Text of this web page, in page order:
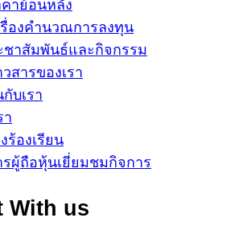
คาย้อนหลัง
รื่องคำนวณการลงทุน
ชาสัมพันธ์และกิจกรรม
สารของเรา
บเรา
า
ร้องเรียน
รผู้ถือหุ้นเยี่ยมชมกิจการ
With us